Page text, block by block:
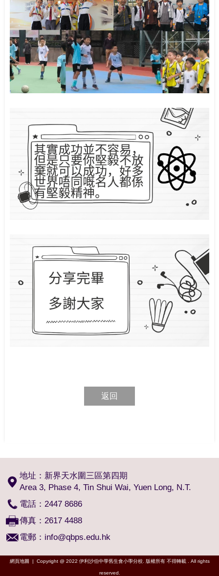
返回
地址：新界天水圍三區第四期
Area 3, Phase 4, Tin Shui Wai, Yuen Long, N.T.
電話：2447 8686
傳真：2617 4488
電郵： info@qbps.edu.hk
網頁地圖 | Copyright @ 2022 伊利沙伯中學舊生會小學分校. 版權所有 不得轉載 . All rights
reserved.